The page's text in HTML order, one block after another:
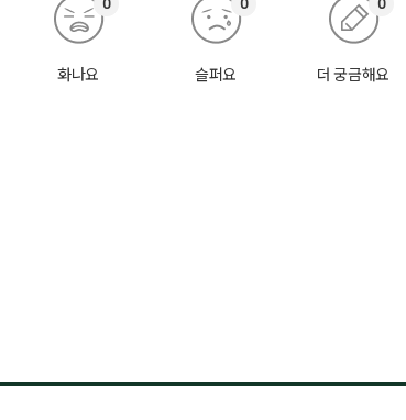
화나요
0
슬퍼요
0
더 궁금해요
0